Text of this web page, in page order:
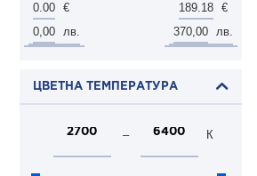
0.00 €
0,00 лв.
189.18 €
370,00 лв.
ЦВЕТНА ТЕМПЕРАТУРА
– К